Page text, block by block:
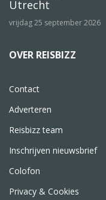
Utrecht
vrijdag 25 september 2026
OVER REISBIZZ
Contact
Adverteren
Reisbizz team
Inschrijven nieuwsbrief
Colofon
Privacy & Cookies